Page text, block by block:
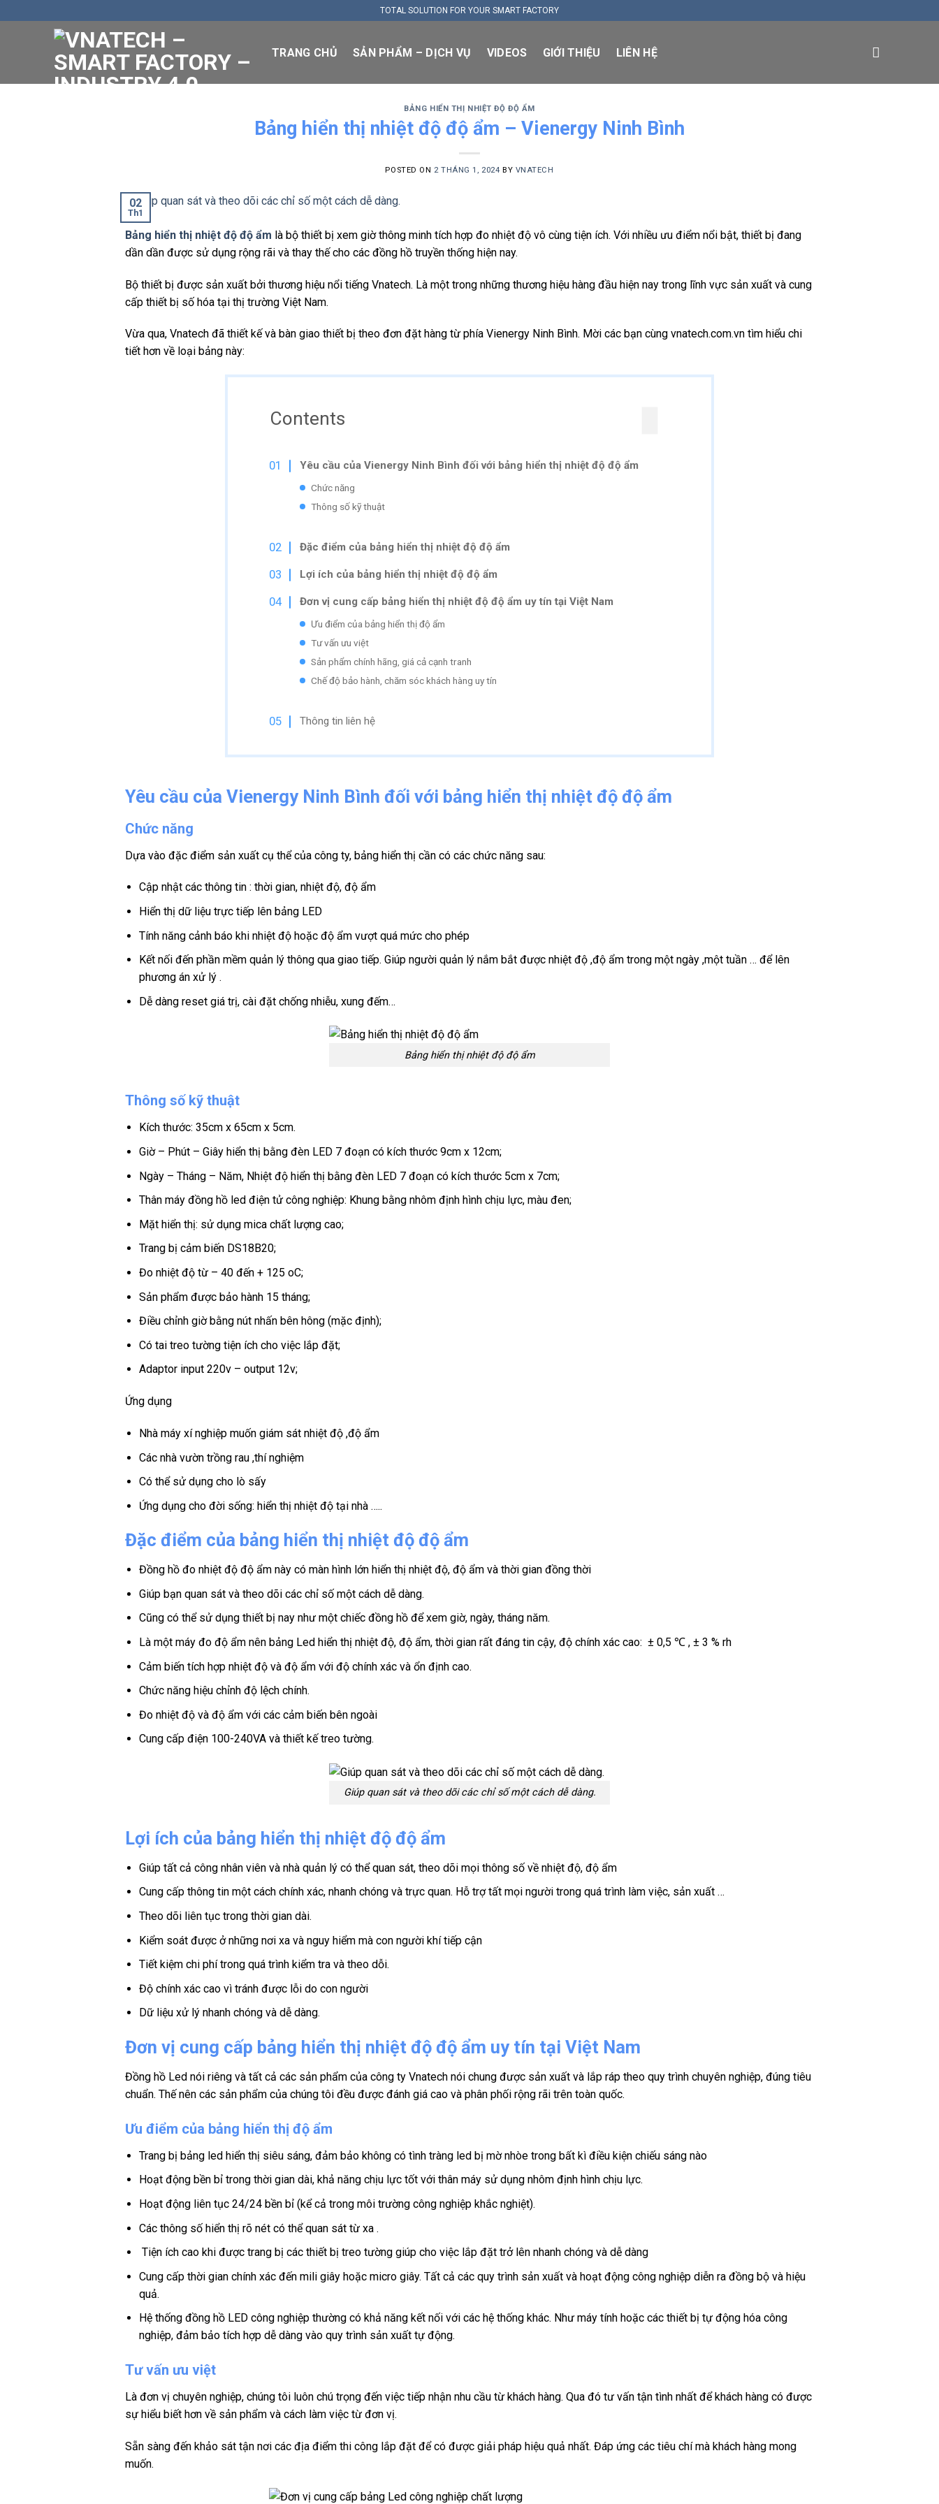
to
TOTAL SOLUTION FOR YOUR SMART FACTORY
TRANG CHỦ SẢN PHẨM – DỊCH VỤ VIDEOS GIỚI THIỆU LIÊN HỆ
BẢNG HIỂN THỊ NHIỆT ĐỘ ĐỘ ẨM
Bảng hiển thị nhiệt độ độ ẩm – Vienergy Ninh Bình
POSTED ON 2 THÁNG 1, 2024 BY VNATECH
02
Th1
Bảng hiển thị nhiệt độ độ ẩm là bộ thiết bị xem giờ thông minh tích hợp đo nhiệt độ vô cùng tiện ích. Với nhiều ưu điểm nổi bật, thiết bị đang
dần dần được sử dụng rộng rãi và thay thế cho các đồng hồ truyền thống hiện nay.
Bộ thiết bị được sản xuất bởi thương hiệu nổi tiếng Vnatech. Là một trong những thương hiệu hàng đầu hiện nay trong lĩnh vực sản xuất và cung
cấp thiết bị số hóa tại thị trường Việt Nam.
Vừa qua, Vnatech đã thiết kế và bàn giao thiết bị theo đơn đặt hàng từ phía Vienergy Ninh Bình. Mời các bạn cùng vnatech.com.vn tìm hiểu chi
tiết hơn về loại bảng này:
Contents
Yêu cầu của Vienergy Ninh Bình đối với bảng hiển thị nhiệt độ độ ẩm
Chức năng
Thông số kỹ thuật
Đặc điểm của bảng hiển thị nhiệt độ độ ẩm
Lợi ích của bảng hiển thị nhiệt độ độ ẩm
Đơn vị cung cấp bảng hiển thị nhiệt độ độ ẩm uy tín tại Việt Nam
Ưu điểm của bảng hiển thị độ ẩm
Tư vấn ưu việt
Sản phẩm chính hãng, giá cả cạnh tranh
Chế độ bảo hành, chăm sóc khách hàng uy tín
Thông tin liên hệ
Yêu cầu của Vienergy Ninh Bình đối với bảng hiển thị nhiệt độ độ ẩm
Chức năng
Dựa vào đặc điểm sản xuất cụ thể của công ty, bảng hiển thị cần có các chức năng sau:
Cập nhật các thông tin : thời gian, nhiệt độ, độ ẩm
Hiển thị dữ liệu trực tiếp lên bảng LED
Tính năng cảnh báo khi nhiệt độ hoặc độ ẩm vượt quá mức cho phép
Kết nối đến phần mềm quản lý thông qua giao tiếp. Giúp người quản lý nắm bắt được nhiệt độ ,độ ẩm trong một ngày ,một tuần … để lên
phương án xử lý .
Dễ dàng reset giá trị, cài đặt chống nhiễu, xung đếm…
Bảng hiển thị nhiệt độ độ ẩm
Thông số kỹ thuật
Kích thước: 35cm x 65cm x 5cm.
Giờ – Phút – Giây hiển thị bằng đèn LED 7 đoạn có kích thước 9cm x 12cm;
Ngày – Tháng – Năm, Nhiệt độ hiển thị bằng đèn LED 7 đoạn có kích thước 5cm x 7cm;
Thân máy đồng hồ led điện tử công nghiệp: Khung bằng nhôm định hình chịu lực, màu đen;
Mặt hiển thị: sử dụng mica chất lượng cao;
Trang bị cảm biến DS18B20;
Đo nhiệt độ từ – 40 đến + 125 oC;
Sản phẩm được bảo hành 15 tháng;
Điều chỉnh giờ bằng nút nhấn bên hông (mặc định);
Có tai treo tường tiện ích cho việc lắp đặt;
Adaptor input 220v – output 12v;
Ứng dụng
Nhà máy xí nghiệp muốn giám sát nhiệt độ ,độ ẩm
Các nhà vườn trồng rau ,thí nghiệm
Có thể sử dụng cho lò sấy
Ứng dụng cho đời sống: hiển thị nhiệt độ tại nhà …..
Đặc điểm của bảng hiển thị nhiệt độ độ ẩm
Đồng hồ đo nhiệt độ độ ẩm này có màn hình lớn hiển thị nhiệt độ, độ ẩm và thời gian đồng thời
Giúp bạn quan sát và theo dõi các chỉ số một cách dễ dàng.
Cũng có thể sử dụng thiết bị nay như một chiếc đồng hồ để xem giờ, ngày, tháng năm.
Là một máy đo độ ẩm nên bảng Led hiển thị nhiệt độ, độ ẩm, thời gian rất đáng tin cậy, độ chính xác cao: ± 0,5 ℃ , ± 3 % rh
Cảm biến tích hợp nhiệt độ và độ ẩm với độ chính xác và ổn định cao.
Chức năng hiệu chỉnh độ lệch chính.
Đo nhiệt độ và độ ẩm với các cảm biến bên ngoài
Cung cấp điện 100-240VA và thiết kế treo tường.
Giúp quan sát và theo dõi các chỉ số một cách dễ dàng.
Lợi ích của bảng hiển thị nhiệt độ độ ẩm
Giúp tất cả công nhân viên và nhà quản lý có thể quan sát, theo dõi mọi thông số về nhiệt độ, độ ẩm
Cung cấp thông tin một cách chính xác, nhanh chóng và trực quan. Hỗ trợ tất mọi người trong quá trình làm việc, sản xuất …
Theo dõi liên tục trong thời gian dài.
Kiểm soát được ở những nơi xa và nguy hiểm mà con người khí tiếp cận
Tiết kiệm chi phí trong quá trình kiểm tra và theo dỗi.
Độ chính xác cao vì tránh được lỗi do con người
Dữ liệu xử lý nhanh chóng và dễ dàng.
Đơn vị cung cấp bảng hiển thị nhiệt độ độ ẩm uy tín tại Việt Nam
Đồng hồ Led nói riêng và tất cả các sản phẩm của công ty Vnatech nói chung được sản xuất và lắp ráp theo quy trình chuyên nghiệp, đúng tiêu
chuẩn. Thế nên các sản phẩm của chúng tôi đều được đánh giá cao và phân phối rộng rãi trên toàn quốc.
Ưu điểm của bảng hiển thị độ ẩm
Trang bị bảng led hiển thị siêu sáng, đảm bảo không có tình tràng led bị mờ nhòe trong bất kì điều kiện chiếu sáng nào
Hoạt động bền bỉ trong thời gian dài, khả năng chịu lực tốt với thân máy sử dụng nhôm định hình chịu lực.
Hoạt động liên tục 24/24 bền bỉ (kể cả trong môi trường công nghiệp khắc nghiệt).
Các thông số hiển thị rõ nét có thể quan sát từ xa .
Tiện ích cao khi được trang bị các thiết bị treo tường giúp cho việc lắp đặt trở lên nhanh chóng và dễ dàng
Cung cấp thời gian chính xác đến mili giây hoặc micro giây. Tất cả các quy trình sản xuất và hoạt động công nghiệp diễn ra đồng bộ và hiệu
quả.
Hệ thống đồng hồ LED công nghiệp thường có khả năng kết nối với các hệ thống khác. Như máy tính hoặc các thiết bị tự động hóa công
nghiệp, đảm bảo tích hợp dễ dàng vào quy trình sản xuất tự động.
Tư vấn ưu việt
Là đơn vị chuyên nghiệp, chúng tôi luôn chú trọng đến việc tiếp nhận nhu cầu từ khách hàng. Qua đó tư vấn tận tình nhất để khách hàng có được
sự hiểu biết hơn về sản phẩm và cách làm việc từ đơn vị.
Sẵn sàng đến khảo sát tận nơi các địa điểm thi công lắp đặt để có được giải pháp hiệu quả nhất. Đáp ứng các tiêu chí mà khách hàng mong
muốn.